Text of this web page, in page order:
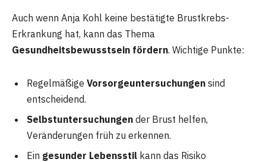
Auch wenn Anja Kohl keine bestätigte Brustkrebs-
Erkrankung hat, kann das Thema
Gesundheitsbewusstsein fördern. Wichtige Punkte:
Regelmäßige Vorsorgeuntersuchungen sind
entscheidend.
Selbstuntersuchungen der Brust helfen,
Veränderungen früh zu erkennen.
Ein gesunder Lebensstil kann das Risiko